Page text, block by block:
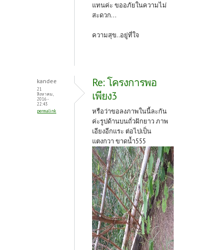
แทนค่ะ ขออภัยในความไม่
สะดวก...
ความสุข..อยู่ที่ใจ
kandee
21
สิงหาคม,
2016 -
22:43
permalink
Re: โครงการพอ
เพียง3
หรือว่าขอลงภาพในนี้ละกัน
ค่ะรูปด้านบนถั่วฝักยาว ภาพ
เอียงอีกแระ ต่อไปเป็น
แตงกวา ขาดน้ำ555